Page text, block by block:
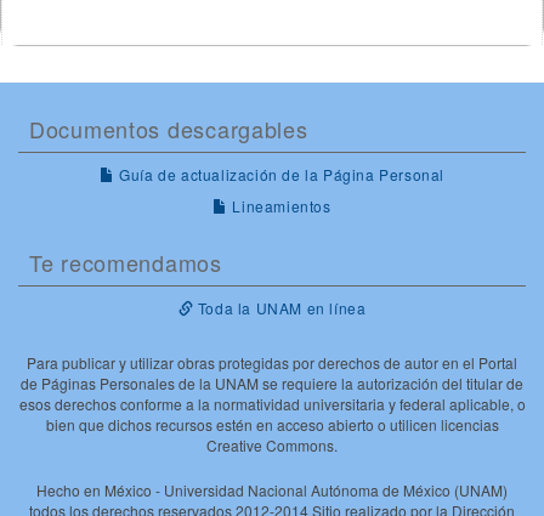
Documentos descargables
Guía de actualización de la Página Personal
Lineamientos
Te recomendamos
Toda la UNAM en línea
Para publicar y utilizar obras protegidas por derechos de autor en el Portal
de Páginas Personales de la UNAM se requiere la autorización del titular de
esos derechos conforme a la normatividad universitaria y federal aplicable, o
bien que dichos recursos estén en acceso abierto o utilicen licencias
Creative Commons.
Hecho en México - Universidad Nacional Autónoma de México (UNAM)
todos los derechos reservados 2012-2014 Sitio realizado por la Dirección